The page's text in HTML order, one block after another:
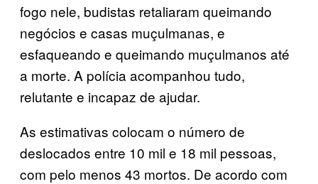
fogo nele, budistas retaliaram queimando
negócios e casas muçulmanas, e
esfaqueando e queimando muçulmanos até
a morte. A polícia acompanhou tudo,
relutante e incapaz de ajudar.
As estimativas colocam o número de
deslocados entre 10 mil e 18 mil pessoas,
com pelo menos 43 mortos. De acordo com